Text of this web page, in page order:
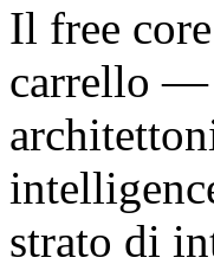
Il free
carrello —
strato di